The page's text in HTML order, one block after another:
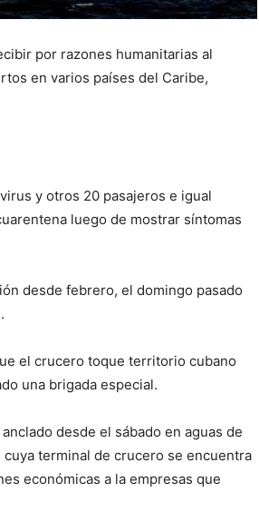
por razones humanitarias al
en varios países del Caribe,
y otros 20 pasajeros e igual
luego de mostrar síntomas
desde febrero, el domingo pasado
el crucero toque territorio cubano
una brigada especial.
desde el sábado en aguas de
terminal de crucero se encuentra
económicas a la empresas que